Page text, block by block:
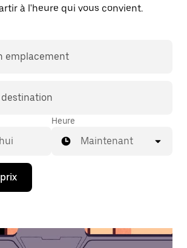
à l'heure qui vous convient.
emplacement
destination
Heure
Maintenant